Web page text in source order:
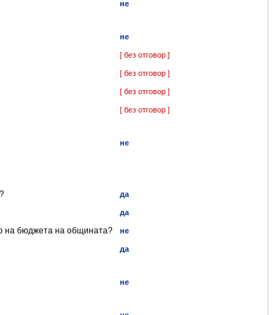
не
не
[ без отговор ]
[ без отговор ]
[ без отговор ]
[ без отговор ]
не
да
да
на бюджета на общината? не
да
не